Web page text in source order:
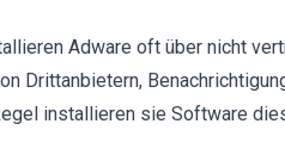
Adware oft über nicht
Drittanbietern,
installieren sie Software